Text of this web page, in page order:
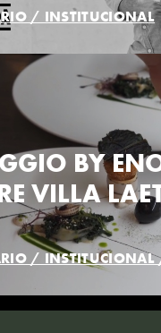
/ INSTITUCIONAL
BY
VILLA
/